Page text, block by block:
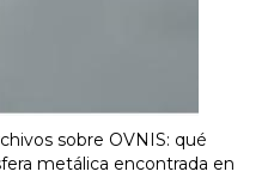
sobre OVNIS: qué
metálica encontrada en